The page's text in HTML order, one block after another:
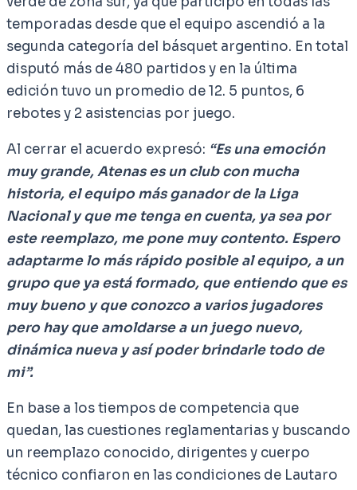
temporadas desde que el equipo ascendió a la
segunda categoría del básquet argentino. En total
disputó más de 480 partidos y en la última
edición tuvo un promedio de 12. 5 puntos, 6
rebotes y 2 asistencias por juego.
Al cerrar el acuerdo expresó: “Es una emoción
muy grande, Atenas es un club con mucha
historia, el equipo más ganador de la Liga
Nacional y que me tenga en cuenta, ya sea por
este reemplazo, me pone muy contento. Espero
adaptarme lo más rápido posible al equipo, a un
grupo que ya está formado, que entiendo que es
muy bueno y que conozco a varios jugadores
pero hay que amoldarse a un juego nuevo,
dinámica nueva y así poder brindarle todo de
mi”.
En base a los tiempos de competencia que
quedan, las cuestiones reglamentarias y buscando
un reemplazo conocido, dirigentes y cuerpo
técnico confiaron en las condiciones de Lautaro